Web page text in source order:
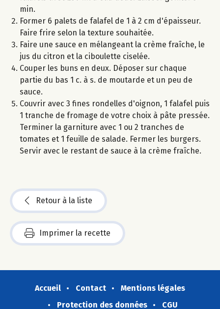
min.
Former 6 palets de falafel de 1 à 2 cm d'épaisseur.
Faire frire selon la texture souhaitée.
Faire une sauce en mélangeant la crème fraîche, le
jus du citron et la ciboulette ciselée.
Couper les buns en deux. Déposer sur chaque
partie du bas 1 c. à s. de moutarde et un peu de
sauce.
Couvrir avec 3 fines rondelles d'oignon, 1 falafel puis
1 tranche de fromage de votre choix à pâte pressée.
Terminer la garniture avec 1 ou 2 tranches de
tomates et 1 feuille de salade. Fermer les burgers.
Servir avec le restant de sauce à la crème fraîche.
Retour à la liste
Imprimer la recette
Accueil Contact
Mentions légales
Protection des données
CGU